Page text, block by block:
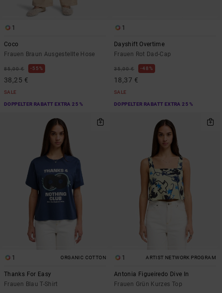
1
Coco
Frauen Braun Ausgestellte Hose
85,00 € 55%
38,25 €
SALE
DOPPELTER RABATT EXTRA 25 %
1
Dayshift Overtime
Frauen Rot Dad-Cap
35,00 € 48%
18,37 €
SALE
DOPPELTER RABATT EXTRA 25 %
1 ORGANIC COTTON
Thanks For Easy
Frauen Blau T-Shirt
1 ARTIST NETWORK PROGRAM
Antonia Figueiredo Dive In
Frauen Grün Kurzes Top